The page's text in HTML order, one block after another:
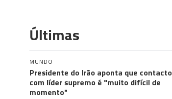
Últimas
MUNDO
Presidente do Irão aponta que contacto
com líder supremo é "muito difícil de
momento"